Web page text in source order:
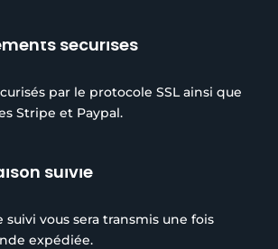
sécurisés
par le protocole SSL ainsi que
Stripe et Paypal.
suivie
suivi vous sera transmis une fois
expédiée.